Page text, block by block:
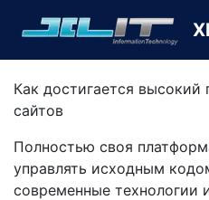
Как достигается высокий
сайтов
Полностью своя
управлять исходным
современные технологии